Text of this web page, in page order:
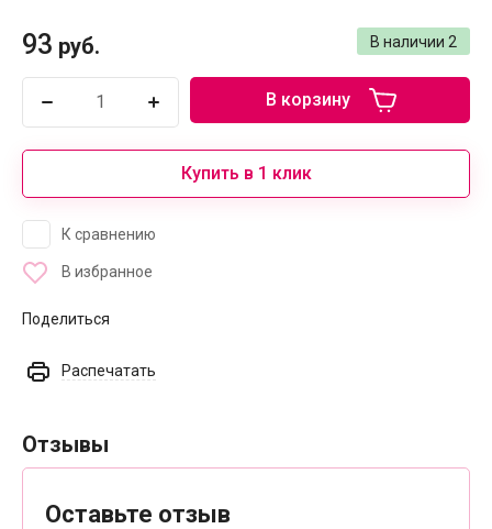
В наличии 2
93 руб.
В корзину
Купить в 1 клик
К сравнению
В избранное
Поделиться
Распечатать
Отзывы
Оставьте отзыв